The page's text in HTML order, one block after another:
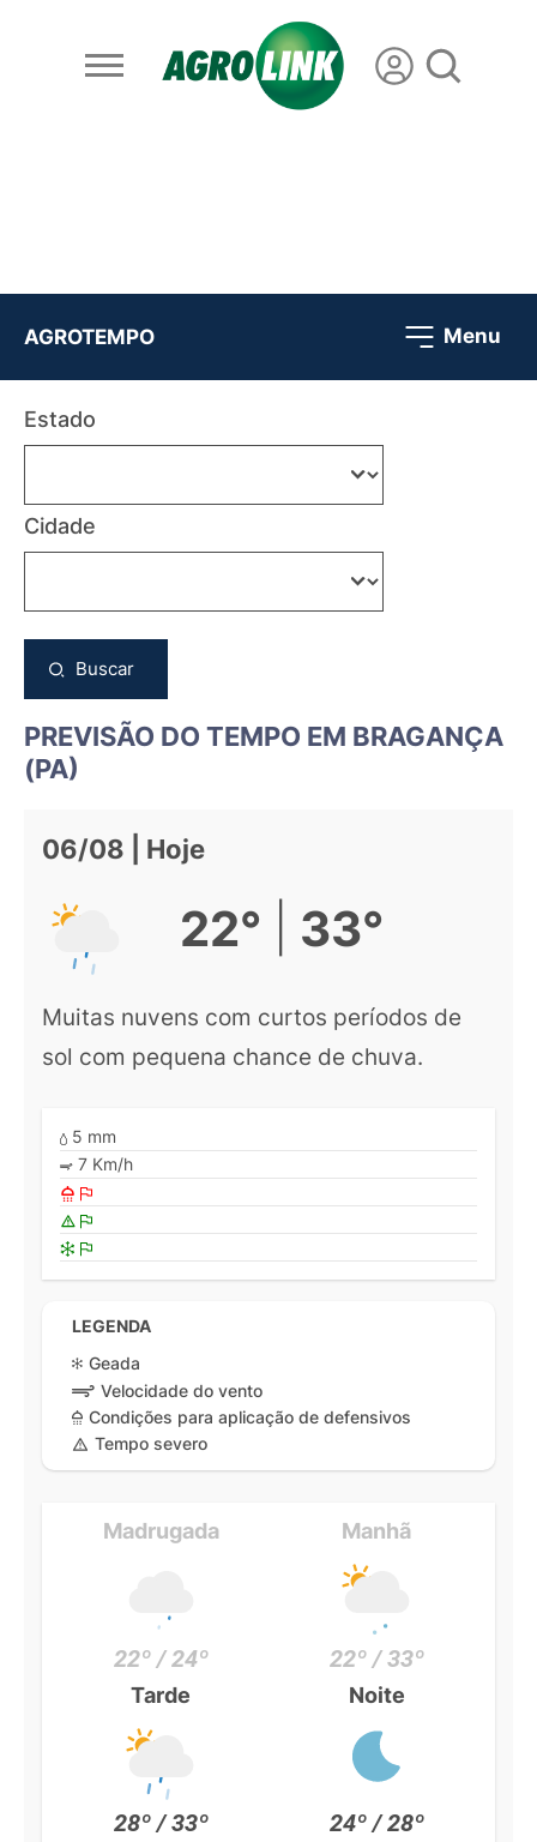
AGROTEMPO Menu
Estado
Cidade
Buscar
PREVISÃO DO TEMPO EM BRAGANÇA
(PA)
06/08 | Hoje
22° 33°
Muitas nuvens com curtos períodos de
sol com pequena chance de chuva.
5 mm
7 Km/h
LEGENDA
Geada
Velocidade do vento
Condições para aplicação de defensivos
Tempo severo
Madrugada
22º / 24º
Manhã
22º / 33º
Tarde
28º / 33º
Noite
24º / 28º